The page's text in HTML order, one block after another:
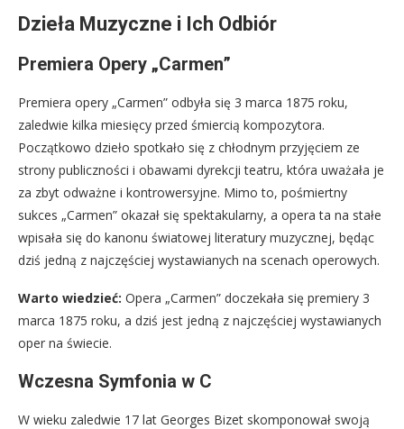
Dzieła Muzyczne i Ich Odbiór
Premiera Opery „Carmen”
Premiera opery „Carmen” odbyła się 3 marca 1875 roku,
zaledwie kilka miesięcy przed śmiercią kompozytora.
Początkowo dzieło spotkało się z chłodnym przyjęciem ze
strony publiczności i obawami dyrekcji teatru, która uważała je
za zbyt odważne i kontrowersyjne. Mimo to, pośmiertny
sukces „Carmen” okazał się spektakularny, a opera ta na stałe
wpisała się do kanonu światowej literatury muzycznej, będąc
dziś jedną z najczęściej wystawianych na scenach operowych.
Warto wiedzieć: Opera „Carmen” doczekała się premiery 3
marca 1875 roku, a dziś jest jedną z najczęściej wystawianych
oper na świecie.
Wczesna Symfonia w C
W wieku zaledwie 17 lat Georges Bizet skomponował swoją